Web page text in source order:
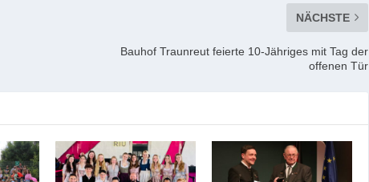
NÄCHSTE
Bauhof Traunreut feierte 10-Jähriges mit Tag der
offenen Tür